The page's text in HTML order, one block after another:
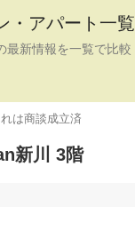
・アパート一覧
最新情報を一覧で比較
は商談成立済
新川 3階